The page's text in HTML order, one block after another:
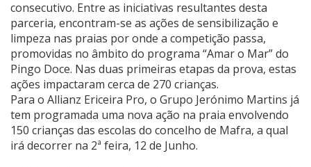
consecutivo. Entre as iniciativas resultantes desta
parceria, encontram-se as ações de sensibilização e
limpeza nas praias por onde a competição passa,
promovidas no âmbito do programa “Amar o Mar” do
Pingo Doce. Nas duas primeiras etapas da prova, estas
ações impactaram cerca de 270 crianças.
Para o Allianz Ericeira Pro, o Grupo Jerónimo Martins já
tem programada uma nova ação na praia envolvendo
150 crianças das escolas do concelho de Mafra, a qual
irá decorrer na 2ª feira, 12 de Junho.